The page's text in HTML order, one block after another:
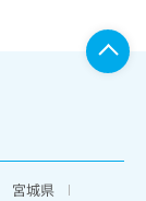
宮城県